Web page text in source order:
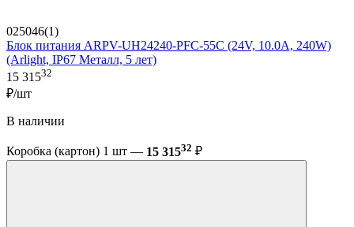
025046(1)
Блок питания ARPV-UH24240-PFC-55C (24V, 10.0A, 240W)
(Arlight, IP67 Металл, 5 лет)
15 31532
₽/шт
В наличии
Коробка (картон) 1 шт — 15 31532 ₽